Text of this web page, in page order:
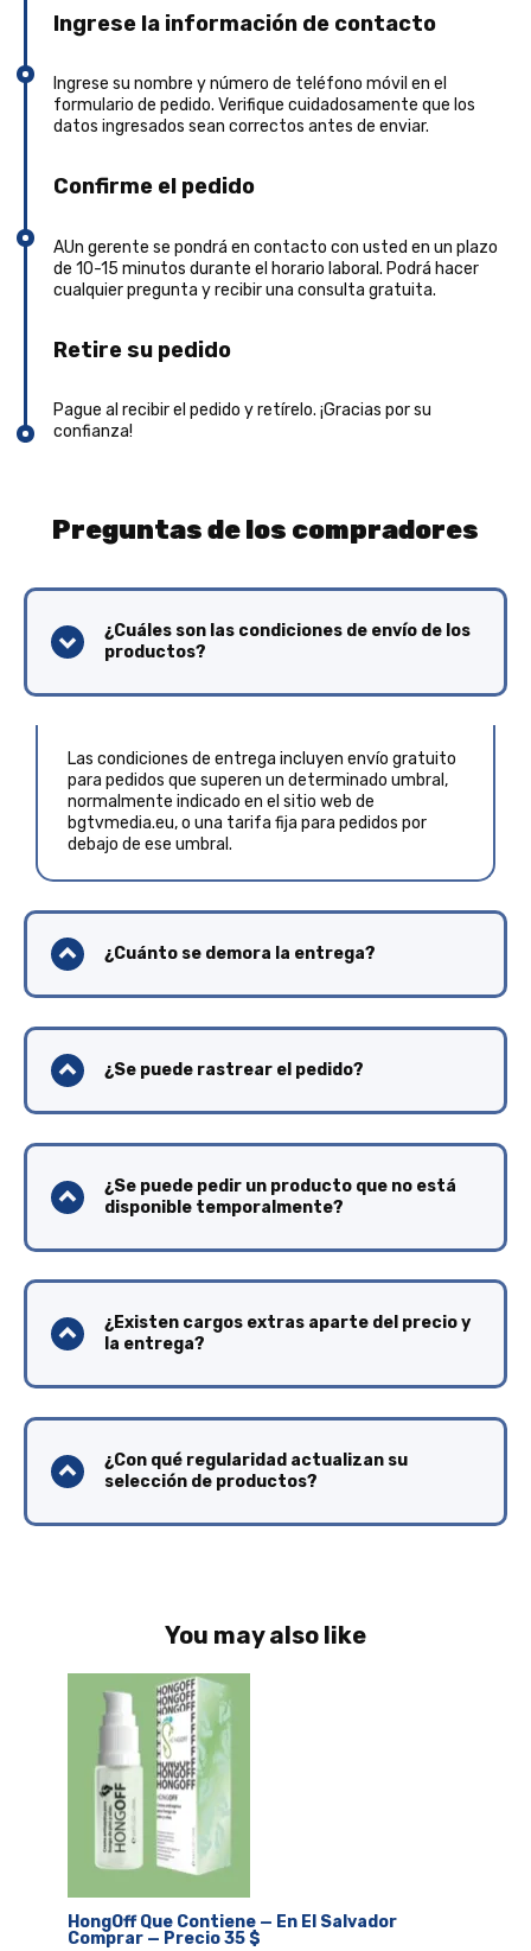
Ingrese la información de contacto
Ingrese su nombre y número de teléfono móvil en el
formulario de pedido. Verifique cuidadosamente que los
datos ingresados sean correctos antes de enviar.
Confirme el pedido
AUn gerente se pondrá en contacto con usted en un plazo
de 10-15 minutos durante el horario laboral. Podrá hacer
cualquier pregunta y recibir una consulta gratuita.
Retire su pedido
Pague al recibir el pedido y retírelo. ¡Gracias por su
confianza!
Preguntas de los compradores
¿Cuáles son las condiciones de envío de los
productos?
Las condiciones de entrega incluyen envío gratuito
para pedidos que superen un determinado umbral,
normalmente indicado en el sitio web de
bgtvmedia.eu, o una tarifa fija para pedidos por
debajo de ese umbral.
¿Cuánto se demora la entrega?
¿Se puede rastrear el pedido?
¿Se puede pedir un producto que no está
disponible temporalmente?
¿Existen cargos extras aparte del precio y
la entrega?
¿Con qué regularidad actualizan su
selección de productos?
You may also like
HongOff Que Contiene — En El Salvador
Comprar — Precio 35 $